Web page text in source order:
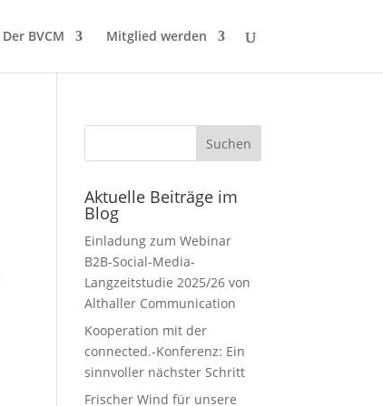
Der BVCM Mitglied werden
Aktuelle Beiträge im
Blog
Einladung zum Webinar
B2B-Social-Media-
Langzeitstudie 2025/26 von
Althaller Communication
Kooperation mit der
connected.-Konferenz: Ein
sinnvoller nächster Schritt
Frischer Wind für unsere